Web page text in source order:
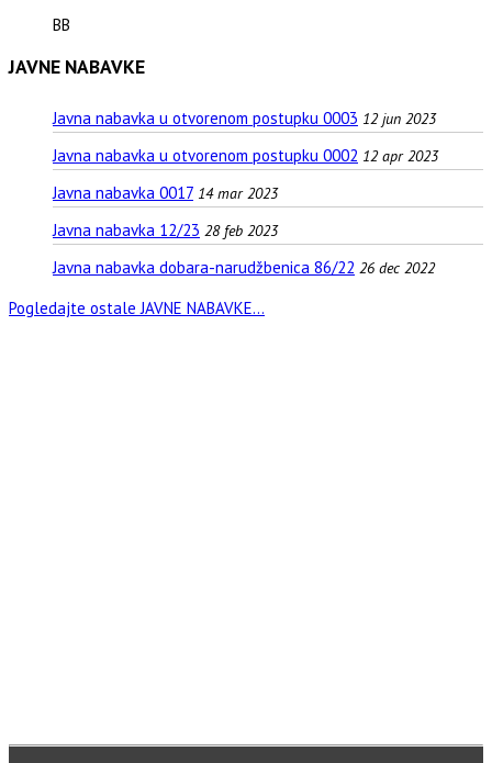
BB
JAVNE NABAVKE
Javna nabavka u otvorenom postupku 0003 12 jun 2023
Javna nabavka u otvorenom postupku 0002 12 apr 2023
Javna nabavka 0017 14 mar 2023
Javna nabavka 12/23 28 feb 2023
Javna nabavka dobara-narudžbenica 86/22 26 dec 2022
Pogledajte ostale JAVNE NABAVKE...